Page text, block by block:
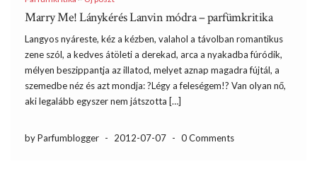
Marry Me! Lánykérés Lanvin módra – parfümkritika
Langyos nyáreste, kéz a kézben, valahol a távolban romantikus
zene szól, a kedves átöleti a derekad, arca a nyakadba fúródik,
mélyen beszippantja az illatod, melyet aznap magadra fújtál, a
szemedbe néz és azt mondja: ?Légy a feleségem!? Van olyan nő,
aki legalább egyszer nem játszotta […]
by Parfumblogger - 2012-07-07 - 0 Comments